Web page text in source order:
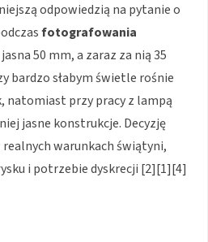
odpowiedzią na pytanie o
fotografowania
50 mm, a zaraz za nią 35
bardzo słabym świetle rośnie
natomiast przy pracy z lampą
jasne konstrukcje. Decyzję
realnych warunkach świątyni,
i potrzebie dyskrecji [2][1][4]